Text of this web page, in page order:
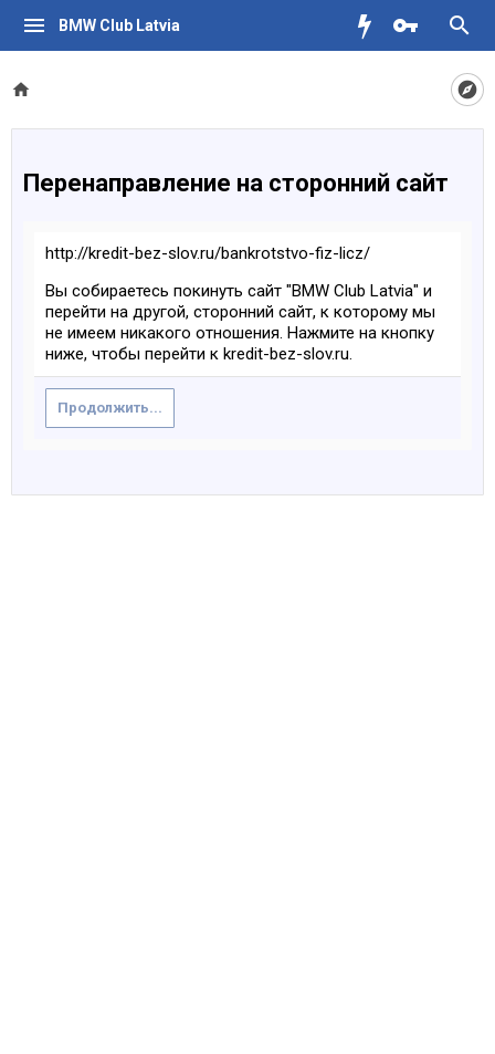
BMW Club Latvia
Перенаправление на сторонний сайт
http://kredit-bez-slov.ru/bankrotstvo-fiz-licz/
Вы собираетесь покинуть сайт "BMW Club Latvia" и
перейти на другой, сторонний сайт, к которому мы
не имеем никакого отношения. Нажмите на кнопку
ниже, чтобы перейти к kredit-bez-slov.ru.
Продолжить...